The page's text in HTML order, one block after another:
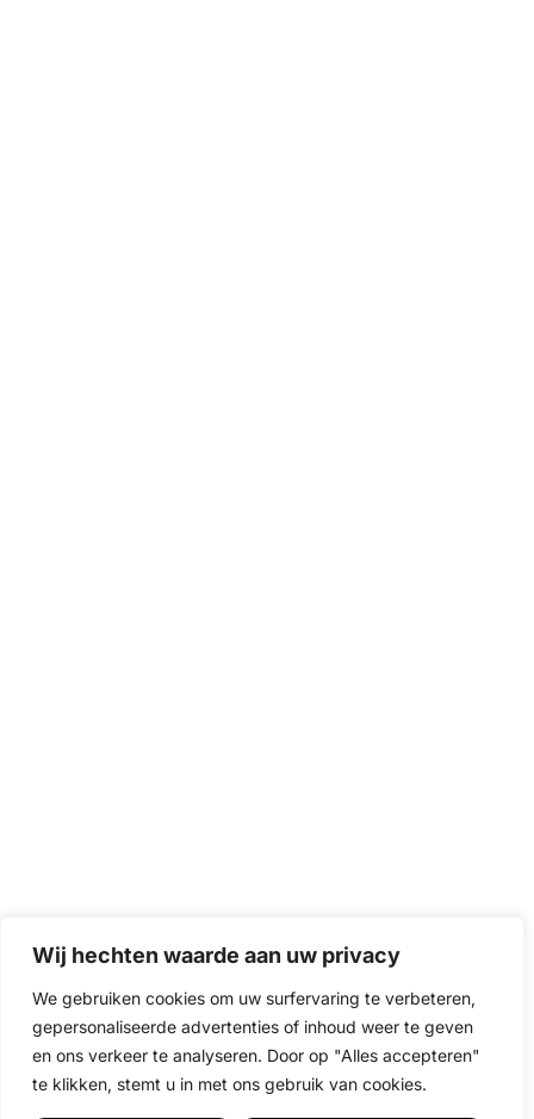
Wij hechten waarde aan uw privacy
We gebruiken cookies om uw surfervaring te verbeteren,
gepersonaliseerde advertenties of inhoud weer te geven
en ons verkeer te analyseren. Door op "Alles accepteren"
te klikken, stemt u in met ons gebruik van cookies.